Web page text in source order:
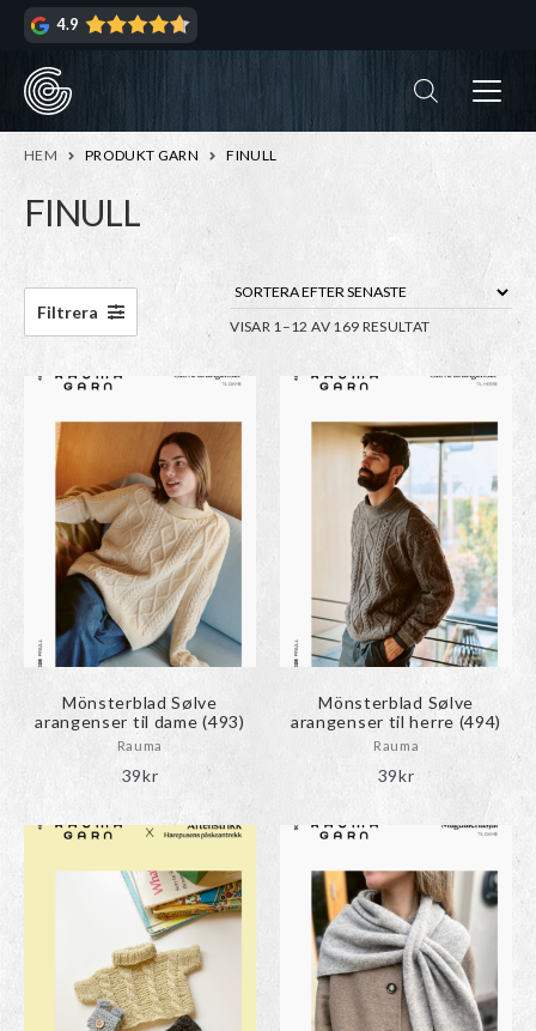
Hoppa
navigering
Hoppa
innehåll
4.9
HEM PRODUKT GARN FINULL
FINULL
VISAR 1–12 AV 169 RESULTATSORTERA
Filtrera
Mönsterblad Sølve
arangenser til dame (493)
Rauma
39kr
Mönsterblad Sølve
arangenser til herre (494)
Rauma
39kr